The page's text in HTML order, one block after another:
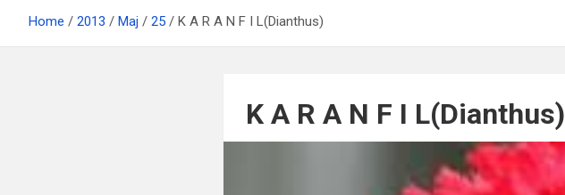
Home 2013 Maj 25 K A R A N F I L(Dianthus)
K A R A N F I L(Dianthus)